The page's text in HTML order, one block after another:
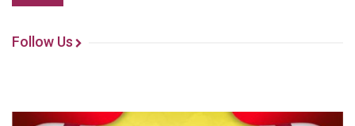
Follow Us